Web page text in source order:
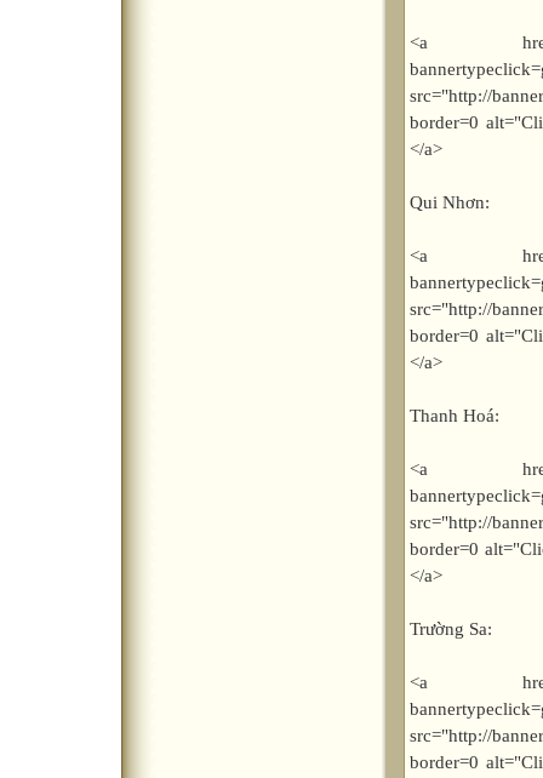
<a
src="http://
border=0
</a>
Qui Nhơn:
<a
src="http://
border=0
</a>
Thanh Hoá:
<a
src="http://
border=0
</a>
Trường Sa:
<a
src="http://
border=0